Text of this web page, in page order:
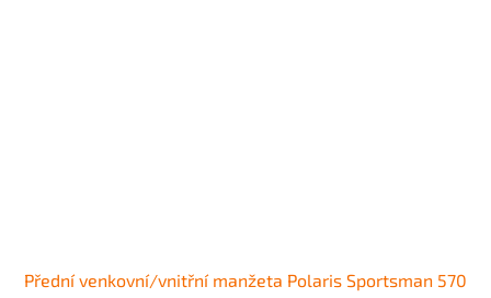
Přední venkovní/vnitřní manžeta Polaris Sportsman 570